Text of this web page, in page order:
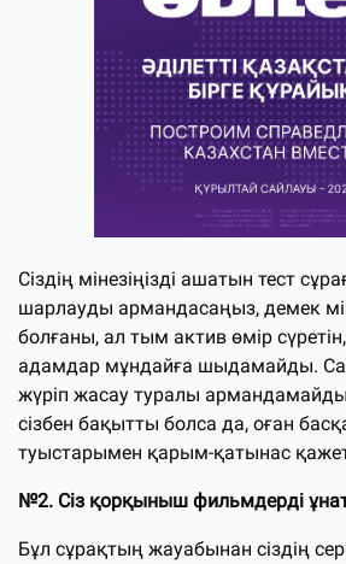
Сіздің мінезіңізді ашатын тест
шарлауды армандасаңыз, демек
болғаны, ал тым актив өмір
адамдар мұндайға шыдамайды.
жүріп жасау туралы
сізбен бақытты болса да, оған
туыстарымен қарым-қатынас
№2. Сіз қорқыныш фильмдерді
Бұл сұрақтың жауабынан сіздің